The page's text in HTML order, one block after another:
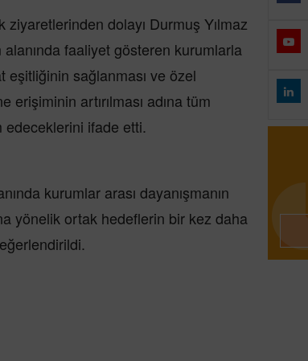
dolayı Durmuş Yılmaz
faaliyet gösteren kurumlarla
eşitliğinin sağlanması ve özel
artırılması adına tüm
edeceklerini ifade etti.
kurumlar arası dayanışmanın
yönelik ortak hedeflerin bir kez daha